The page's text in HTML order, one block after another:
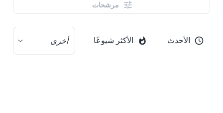
مرشحات
الأحدث الأكثر شيوعًا أخرى